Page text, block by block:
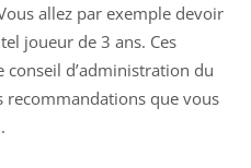
allez par exemple devoir
joueur de 3 ans. Ces
d’administration du
recommandations que vous